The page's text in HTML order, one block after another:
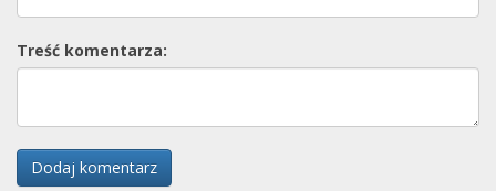
Treść komentarza:
Dodaj komentarz